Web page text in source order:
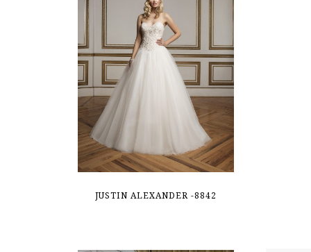
JUSTIN ALEXANDER -8842